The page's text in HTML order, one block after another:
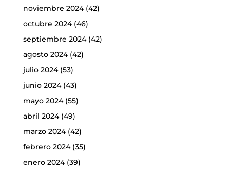
noviembre 2024(42)
octubre 2024(46)
septiembre 2024(42)
agosto 2024(42)
julio 2024(53)
junio 2024(43)
mayo 2024(55)
abril 2024(49)
marzo 2024(42)
febrero 2024(35)
enero 2024(39)